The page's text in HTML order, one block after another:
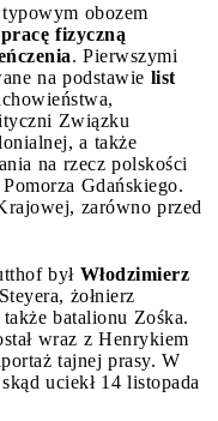
obozem
fizyczną
. Pierwszymi
na podstawie list
Związku
a także
na rzecz polskości
Gdańskiego.
zarówno przed
był Włodzimierz
żołnierz
batalionu Zośka.
wraz z Henrykiem
tajnej prasy. W
uciekł 14 listopada